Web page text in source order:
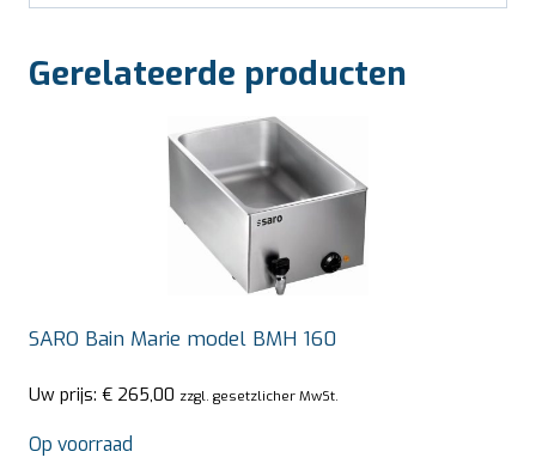
Gerelateerde producten
SARO Bain Marie model BMH 160
Uw prijs: € 265,00 zzgl. gesetzlicher MwSt.
Op voorraad